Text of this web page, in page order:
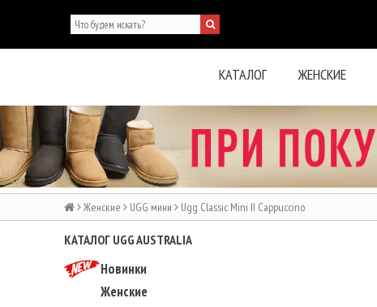
КАТАЛОГ ЖЕНСКИЕ
Женские UGG мини Ugg Classic Mini II Cappuccino
КАТАЛОГ UGG AUSTRALIA
Новинки
Женские